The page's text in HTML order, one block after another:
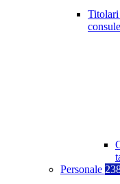
Personale